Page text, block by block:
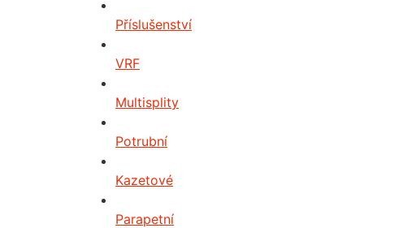
Příslušenství
VRF
Multisplity
Potrubní
Kazetové
Parapetní